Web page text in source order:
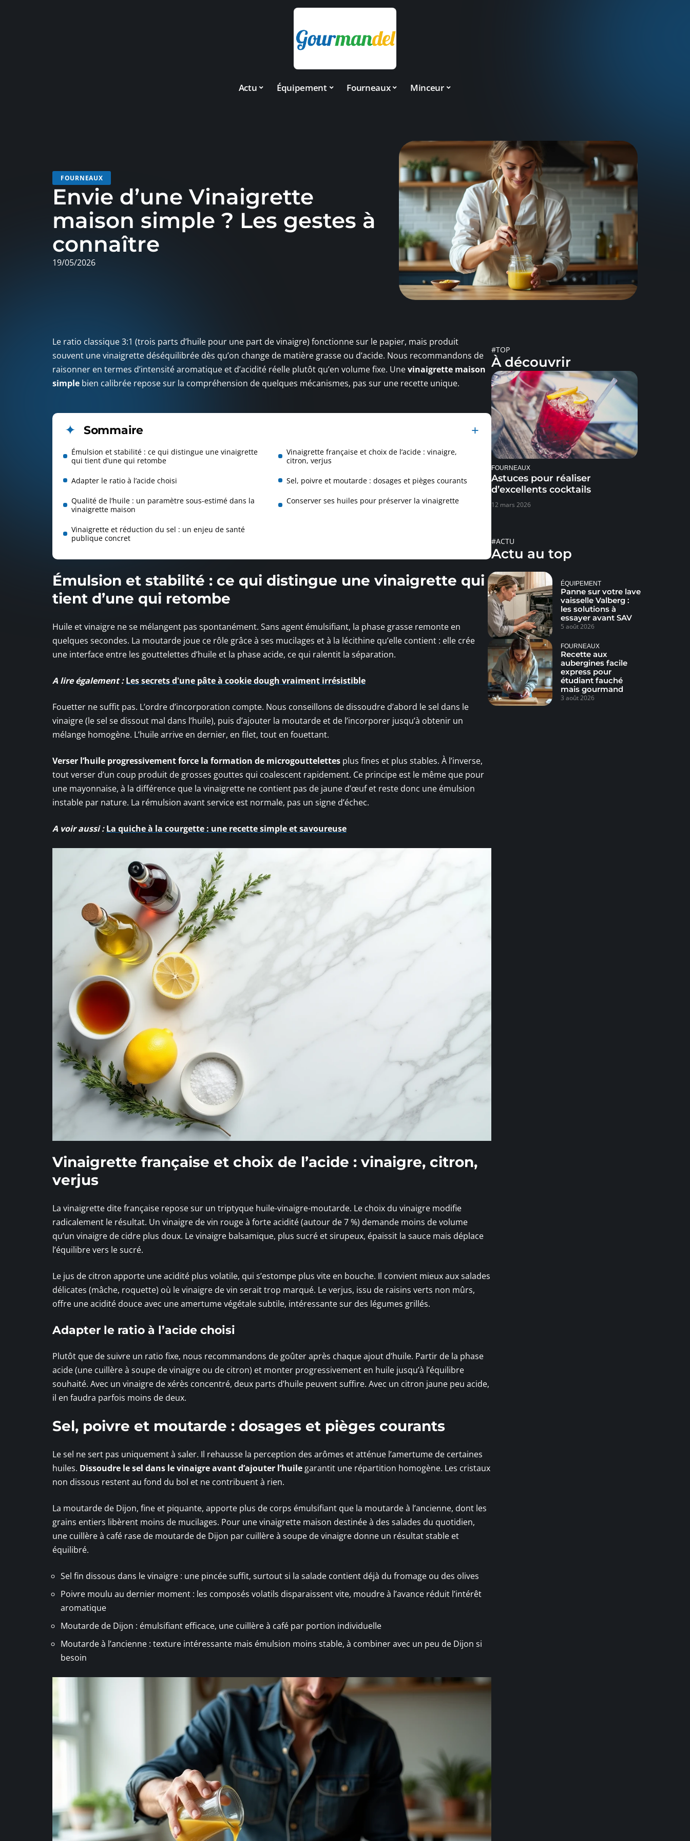
Actu Équipement Fourneaux Minceur
FOURNEAUX
Envie d’une Vinaigrette
maison simple ? Les gestes à
connaître
19/05/2026
Le ratio classique 3:1 (trois parts d’huile pour une part de vinaigre) fonctionne sur le papier, mais produit
souvent une vinaigrette déséquilibrée dès qu’on change de matière grasse ou d’acide. Nous recommandons de
raisonner en termes d’intensité aromatique et d’acidité réelle plutôt qu’en volume fixe. Unevinaigrette maison
simple bien calibrée repose sur la compréhension de quelques mécanismes, pas sur une recette unique.
Sommaire
Émulsion et stabilité : ce qui distingue une vinaigrette
qui tient d’une qui retombe
Vinaigrette française et choix de l’acide : vinaigre,
citron, verjus
Adapter le ratio à l’acide choisi Sel, poivre et moutarde : dosages et pièges courants
Qualité de l’huile : un paramètre sous-estimé dans la
vinaigrette maison
Conserver ses huiles pour préserver la vinaigrette
Vinaigrette et réduction du sel : un enjeu de santé
publique concret
Émulsion et stabilité : ce qui distingue une vinaigrette qui
tient d’une qui retombe
Huile et vinaigre ne se mélangent pas spontanément. Sans agent émulsifiant, la phase grasse remonte en
quelques secondes. La moutarde joue ce rôle grâce à ses mucilages et à la lécithine qu’elle contient : elle crée
une interface entre les gouttelettes d’huile et la phase acide, ce qui ralentit la séparation.
A lire également : Les secrets d'une pâte à cookie dough vraiment irrésistible
Fouetter ne suffit pas. L’ordre d’incorporation compte. Nous conseillons de dissoudre d’abord le sel dans le
vinaigre (le sel se dissout mal dans l’huile), puis d’ajouter la moutarde et de l’incorporer jusqu’à obtenir un
mélange homogène. L’huile arrive en dernier, en filet, tout en fouettant.
Verser l’huile progressivement force la formation de microgouttelettes plus fines et plus stables. À l’inverse,
tout verser d’un coup produit de grosses gouttes qui coalescent rapidement. Ce principe est le même que pour
une mayonnaise, à la différence que la vinaigrette ne contient pas de jaune d’œuf et reste donc une émulsion
instable par nature. La rémulsion avant service est normale, pas un signe d’échec.
A voir aussi : La quiche à la courgette : une recette simple et savoureuse
Vinaigrette française et choix de l’acide : vinaigre, citron,
verjus
La vinaigrette dite française repose sur un triptyque huile-vinaigre-moutarde. Le choix du vinaigre modifie
radicalement le résultat. Un vinaigre de vin rouge à forte acidité (autour de 7 %) demande moins de volume
qu’un vinaigre de cidre plus doux. Le vinaigre balsamique, plus sucré et sirupeux, épaissit la sauce mais déplace
l’équilibre vers le sucré.
Le jus de citron apporte une acidité plus volatile, qui s’estompe plus vite en bouche. Il convient mieux aux salades
délicates (mâche, roquette) où le vinaigre de vin serait trop marqué. Le verjus, issu de raisins verts non mûrs,
offre une acidité douce avec une amertume végétale subtile, intéressante sur des légumes grillés.
Adapter le ratio à l’acide choisi
Plutôt que de suivre un ratio fixe, nous recommandons de goûter après chaque ajout d’huile. Partir de la phase
acide (une cuillère à soupe de vinaigre ou de citron) et monter progressivement en huile jusqu’à l’équilibre
souhaité. Avec un vinaigre de xérès concentré, deux parts d’huile peuvent suffire. Avec un citron jaune peu acide,
il en faudra parfois moins de deux.
Sel, poivre et moutarde : dosages et pièges courants
Le sel ne sert pas uniquement à saler. Il rehausse la perception des arômes et atténue l’amertume de certaines
huiles. Dissoudre le sel dans le vinaigre avant d’ajouter l’huile garantit une répartition homogène. Les cristaux
non dissous restent au fond du bol et ne contribuent à rien.
La moutarde de Dijon, fine et piquante, apporte plus de corps émulsifiant que la moutarde à l’ancienne, dont les
grains entiers libèrent moins de mucilages. Pour une vinaigrette maison destinée à des salades du quotidien,
une cuillère à café rase de moutarde de Dijon par cuillère à soupe de vinaigre donne un résultat stable et
équilibré.
Sel fin dissous dans le vinaigre : une pincée suffit, surtout si la salade contient déjà du fromage ou des olives
Poivre moulu au dernier moment : les composés volatils disparaissent vite, moudre à l’avance réduit l’intérêt
aromatique
Moutarde de Dijon : émulsifiant efficace, une cuillère à café par portion individuelle
Moutarde à l’ancienne : texture intéressante mais émulsion moins stable, à combiner avec un peu de Dijon si
besoin
#TOP
À découvrir
FOURNEAUX
Astuces pour réaliser
d’excellents cocktails
12 mars 2026
#ACTU
Actu au top
ÉQUIPEMENT
Panne sur votre lave
vaisselle Valberg :
les solutions à
essayer avant SAV
5 août 2026
FOURNEAUX
Recette aux
aubergines facile
express pour
étudiant fauché
mais gourmand
3 août 2026